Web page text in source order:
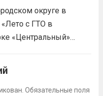
друг
показывают
подтверждая,...
округе в
с ГТО в
«Центральный»
«Готов к труду
желающие
Обязательные поля